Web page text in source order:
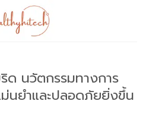
ริด นวัตกรรมทางการ
นยำและปลอดภัยยิ่งขึ้น